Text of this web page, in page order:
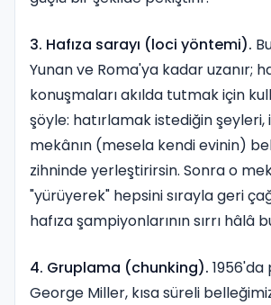
3. Hafıza sarayı (loci yöntemi).
Yunan ve Roma'ya kadar uzanır;
konuşmaları akılda tutmak için
şöyle: hatırlamak istediğin şeyleri,
mekânın (mesela kendi evinin)
zihninde yerleştirirsin. Sonra o
"yürüyerek" hepsini sırayla geri
hafıza şampiyonlarının sırrı hâlâ
4. Gruplama (chunking). 1956'da
George Miller, kısa süreli